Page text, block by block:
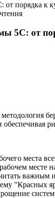
5С: от
места
месте
важным
"Красных